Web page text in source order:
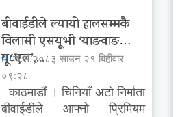
बीवाईडीले ल्यायो हालसम्मकै
विलासी एसयूभी ‘याङवाङ
यू८एल’,...
वि.सं.२०८३ साउन २१ बिहीवार
०९:२८
काठमाडौं । चिनियाँ अटो निर्माता
बीवाईडीले आफ्नो प्रिमियम